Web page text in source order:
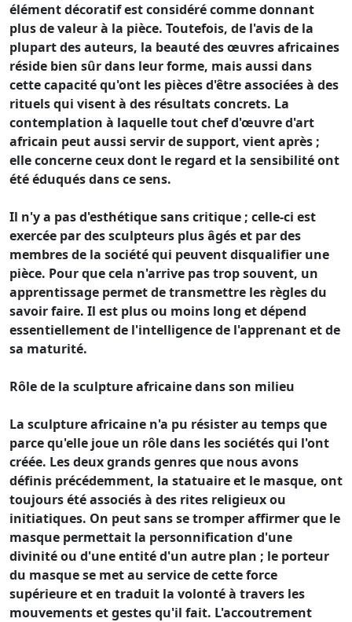
élément décoratif est considéré comme donnant
plus de valeur à la pièce. Toutefois, de l'avis de la
plupart des auteurs, la beauté des œuvres africaines
réside bien sûr dans leur forme, mais aussi dans
cette capacité qu'ont les pièces d'être associées à des
rituels qui visent à des résultats concrets. La
contemplation à laquelle tout chef d'œuvre d'art
africain peut aussi servir de support, vient après ;
elle concerne ceux dont le regard et la sensibilité ont
été éduqués dans ce sens.
Il n'y a pas d'esthétique sans critique ; celle-ci est
exercée par des sculpteurs plus âgés et par des
membres de la société qui peuvent disqualifier une
pièce. Pour que cela n'arrive pas trop souvent, un
apprentissage permet de transmettre les règles du
savoir faire. Il est plus ou moins long et dépend
essentiellement de l'intelligence de l'apprenant et de
sa maturité.
Rôle de la sculpture africaine dans son milieu
La sculpture africaine n'a pu résister au temps que
parce qu'elle joue un rôle dans les sociétés qui l'ont
créée. Les deux grands genres que nous avons
définis précédemment, la statuaire et le masque, ont
toujours été associés à des rites religieux ou
initiatiques. On peut sans se tromper affirmer que le
masque permettait la personnification d'une
divinité ou d'une entité d'un autre plan ; le porteur
du masque se met au service de cette force
supérieure et en traduit la volonté à travers les
mouvements et gestes qu'il fait. L'accoutrement